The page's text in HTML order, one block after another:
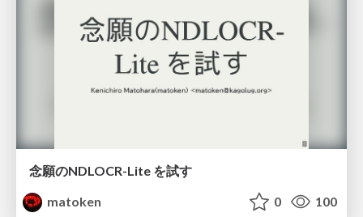
念願のNDLOCR-Lite を試す
matoken
0 100